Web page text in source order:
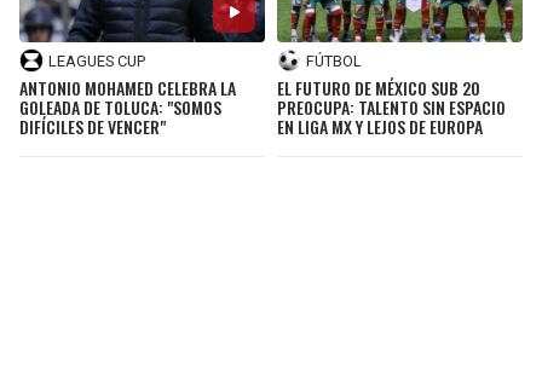
LEAGUES CUP
ANTONIO MOHAMED CELEBRA LA
GOLEADA DE TOLUCA: "SOMOS
DIFÍCILES DE VENCER"
FÚTBOL
EL FUTURO DE MÉXICO SUB 20
PREOCUPA: TALENTO SIN ESPACIO
EN LIGA MX Y LEJOS DE EUROPA